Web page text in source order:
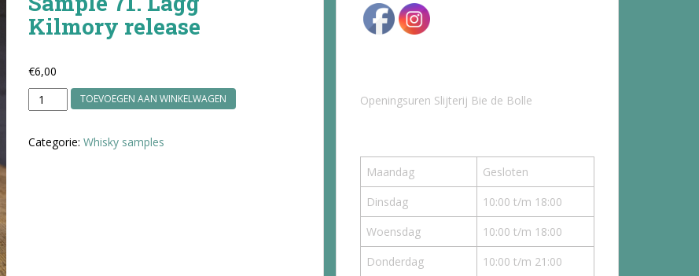
Kilmory release
€6,00
Sample
71.
Kilmory
TOEVOEGEN AAN WINKELWAGEN
Categorie: Whisky samples
Openingsuren Slijterij Bie de Bolle
Maandag
Gesloten
Dinsdag
10:00 t/m 18:00
Woensdag
10:00 t/m 18:00
Donderdag
10:00 t/m 21:00